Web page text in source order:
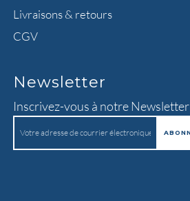
Livraisons & retours
CGV
Newsletter
Inscrivez-vous à notre Newsletter